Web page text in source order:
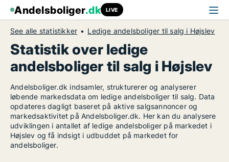
Andelsboliger.dk LIVE
See alle statistikker Ledige andelsboliger til salg i Højslev
Statistik over ledige
andelsboliger til salg i Højslev
Andelsboliger.dk indsamler, strukturerer og analyserer
løbende markedsdata om ledige andelsboliger til salg. Data
opdateres dagligt baseret på aktive salgsannoncer og
markedsaktivitet på Andelsboliger.dk. Her kan du analysere
udviklingen i antallet af ledige andelsboliger på markedet i
Højslev og få indsigt i udbuddet på markedet for
andelsboliger.